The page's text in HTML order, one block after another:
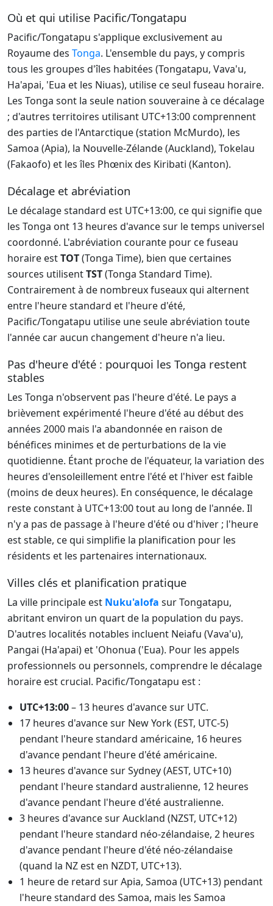
Où et qui utilise Pacific/Tongatapu
Pacific/Tongatapu s'applique exclusivement au
Royaume des Tonga. L'ensemble du pays, y compris
tous les groupes d'îles habitées (Tongatapu, Vava'u,
Ha'apai, 'Eua et les Niuas), utilise ce seul fuseau horaire.
Les Tonga sont la seule nation souveraine à ce décalage
; d'autres territoires utilisant UTC+13:00 comprennent
des parties de l'Antarctique (station McMurdo), les
Samoa (Apia), la Nouvelle-Zélande (Auckland), Tokelau
(Fakaofo) et les îles Phœnix des Kiribati (Kanton).
Décalage et abréviation
Le décalage standard est UTC+13:00, ce qui signifie que
les Tonga ont 13 heures d'avance sur le temps universel
coordonné. L'abréviation courante pour ce fuseau
horaire estTOT(Tonga Time), bien que certaines
sources utilisentTST(Tonga Standard Time).
Contrairement à de nombreux fuseaux qui alternent
entre l'heure standard et l'heure d'été,
Pacific/Tongatapu utilise une seule abréviation toute
l'année car aucun changement d'heure n'a lieu.
Pas d'heure d'été : pourquoi les Tonga restent
stables
Les Tonga n'observent pas l'heure d'été. Le pays a
brièvement expérimenté l'heure d'été au début des
années 2000 mais l'a abandonnée en raison de
bénéfices minimes et de perturbations de la vie
quotidienne. Étant proche de l'équateur, la variation des
heures d'ensoleillement entre l'été et l'hiver est faible
(moins de deux heures). En conséquence, le décalage
reste constant à UTC+13:00 tout au long de l'année. Il
n'y a pas de passage à l'heure d'été ou d'hiver ; l'heure
est stable, ce qui simplifie la planification pour les
résidents et les partenaires internationaux.
Villes clés et planification pratique
La ville principale est Nuku'alofa sur Tongatapu,
abritant environ un quart de la population du pays.
D'autres localités notables incluent Neiafu (Vava'u),
Pangai (Ha'apai) et 'Ohonua ('Eua). Pour les appels
professionnels ou personnels, comprendre le décalage
horaire est crucial. Pacific/Tongatapu est :
UTC+13:00– 13 heures d'avance sur UTC.
17 heures d'avance sur New York (EST, UTC-5)
pendant l'heure standard américaine, 16 heures
d'avance pendant l'heure d'été américaine.
13 heures d'avance sur Sydney (AEST, UTC+10)
pendant l'heure standard australienne, 12 heures
d'avance pendant l'heure d'été australienne.
3 heures d'avance sur Auckland (NZST, UTC+12)
pendant l'heure standard néo-zélandaise, 2 heures
d'avance pendant l'heure d'été néo-zélandaise
(quand la NZ est en NZDT, UTC+13).
1 heure de retard sur Apia, Samoa (UTC+13) pendant
l'heure standard des Samoa, mais les Samoa